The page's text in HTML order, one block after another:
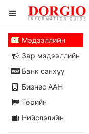
Мэдээллийн
Зар мэдээллийн
Банк санхүү
Бизнес ААН
Төрийн
Нийслэлийн